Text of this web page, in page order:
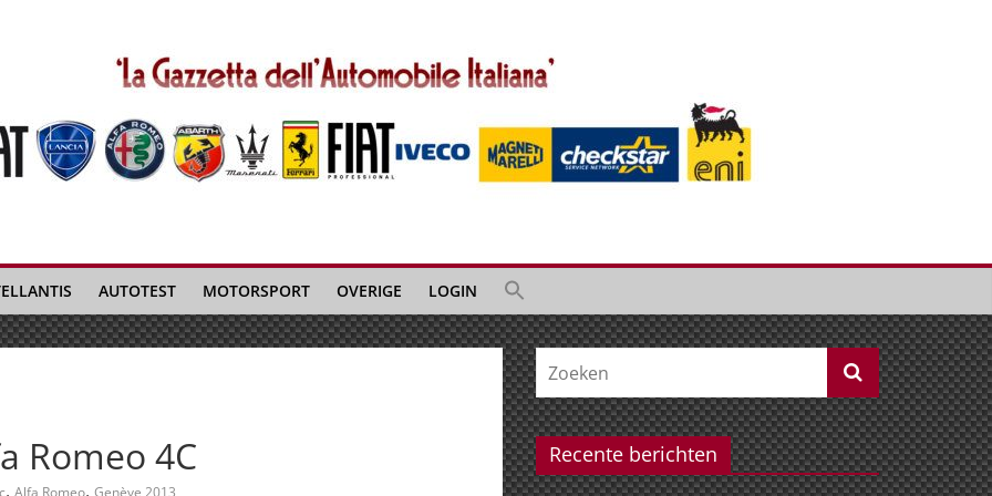
AUTOTEST MOTORSPORT OVERIGE LOGIN
Romeo 4C
, Alfa Romeo, Genève 2013
Recente berichten